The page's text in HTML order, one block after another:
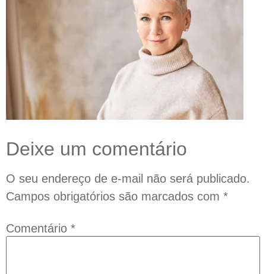
Deixe um comentário
O seu endereço de e-mail não será publicado.
Campos obrigatórios são marcados com *
Comentário *